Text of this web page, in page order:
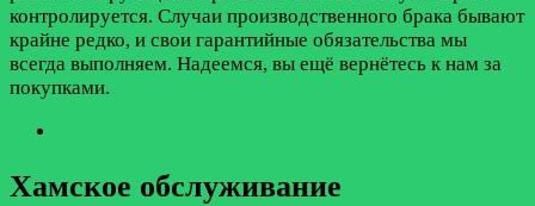
контролируется. Случаи производственного брака бывают
крайне редко, и свои гарантийные обязательства мы
всегда выполняем. Надеемся, вы ещё вернётесь к нам за
покупками.
Хамское обслуживание